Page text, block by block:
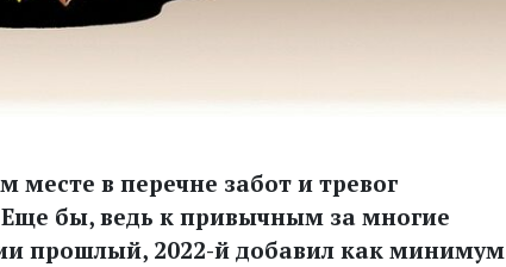
в перечне забот и тревог
Еще бы, ведь к привычным за многие
прошлый, 2022-й добавил как минимум